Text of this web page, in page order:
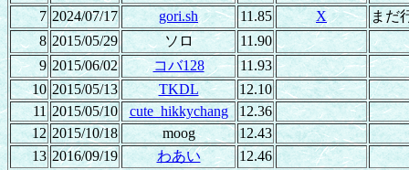
7 2024/07/17 gori.sh 11.85 X
まだ
8 2015/05/29 ソロ
11.90
9 2015/06/02 コバ128
11.93
10 2015/05/13 TKDL
12.10
11 2015/05/10 cute_hikkychang
12.36
12 2015/10/18 moog
12.43
13 2016/09/19 わあい
12.46